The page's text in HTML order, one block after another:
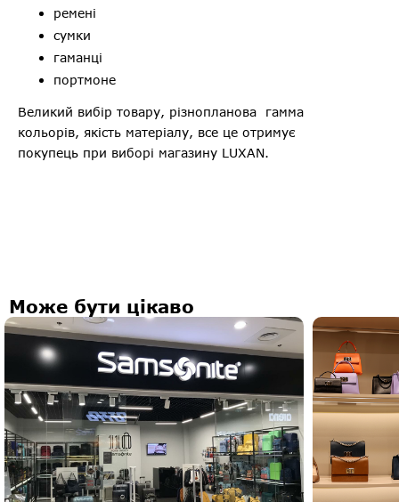
ремені
сумки
гаманці
портмоне
Великий вибір товару, різнопланова гамма
кольорів, якість матеріалу, все це отримує
покупець при виборі магазину LUXAN.
Може бути цікаво